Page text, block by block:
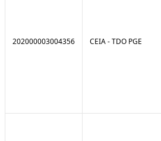
202000003004356 CEIA - TDO PGE